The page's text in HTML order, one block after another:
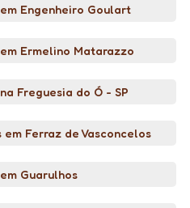
Engenheiro Goulart
Ermelino Matarazzo
Freguesia do Ó - SP
Ferraz de Vasconcelos
Guarulhos